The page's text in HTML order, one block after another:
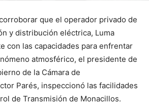
que el operador privado de
y distribución eléctrica, Luma
con las capacidades para enfrentar
atmosférico, el presidente de
de la Cámara de
Parés, inspeccionó las facilidades
de Transmisión de Monacillos.